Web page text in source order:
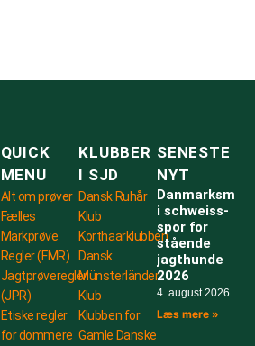
QUICK
MENU
Alt om prøver
Fælles
Markprøve
Regler (FMR)
Jagtprøveregler
(JPR)
Etiske regler
for dommere
KLUBBER
I SJD
Dansk Ruhår
Klub
Korthaarklubben
Dansk
Münsterländer
Klub
Klubben for
Gamle Danske
SENESTE
NYT
i schweiss-
spor for
stående
jagthunde
2026
4. august 2026
Læs mere »